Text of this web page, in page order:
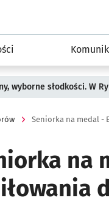
wyborne słodkości. W
na